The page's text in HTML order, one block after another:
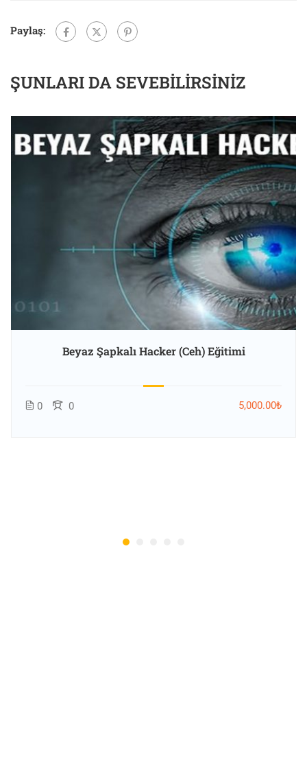
Paylaş:
ŞUNLARI DA SEVEBILIRSINIZ
Beyaz Şapkalı Hacker (Ceh) Eğitimi
0 0 5,000.00₺